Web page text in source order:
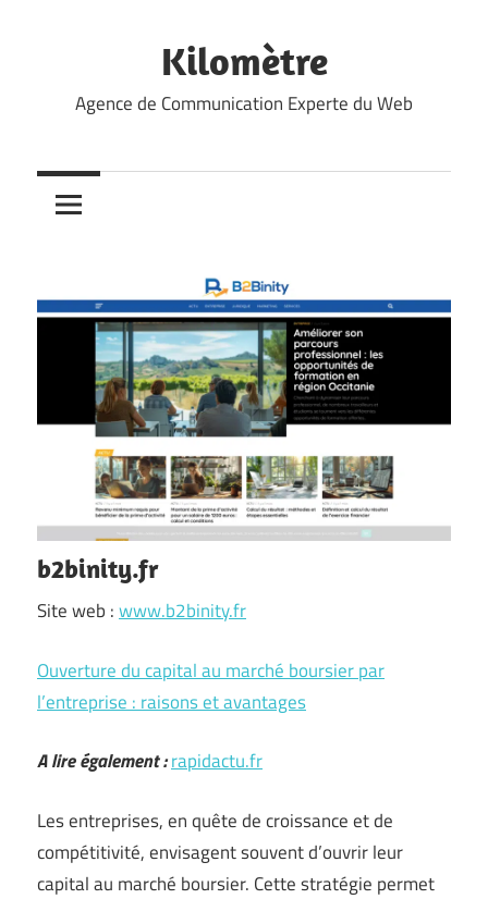
Kilomètre
Agence de Communication Experte du Web
b2binity.fr
Site web :www.b2binity.fr
Ouverture du capital au marché boursier par
l’entreprise : raisons et avantages
A lire également :rapidactu.fr
Les entreprises, en quête de croissance et de
compétitivité, envisagent souvent d’ouvrir leur
capital au marché boursier. Cette stratégie permet